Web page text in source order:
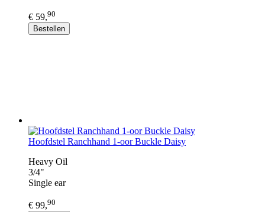
€ 59,90
Bestellen
Hoofdstel Ranchhand 1-oor Buckle Daisy
Heavy Oil
3/4"
Single ear
€ 99,90